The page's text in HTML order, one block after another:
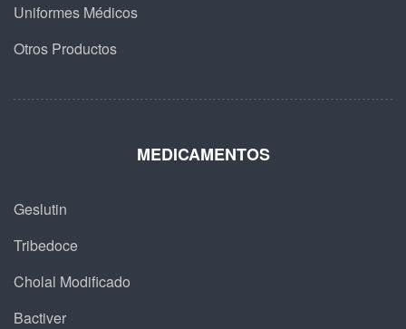
Uniformes Médicos
Otros Productos
MEDICAMENTOS
Geslutin
Tribedoce
Cholal Modificado
Bactiver